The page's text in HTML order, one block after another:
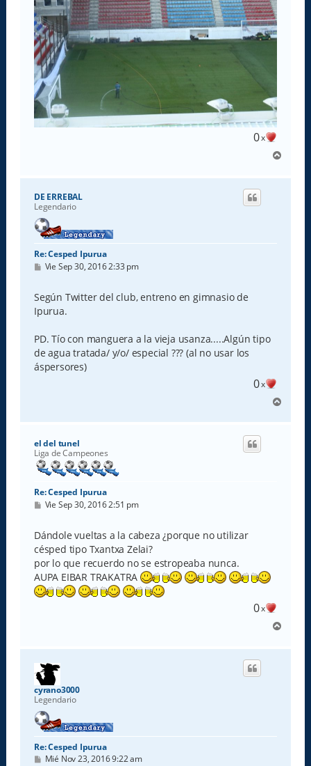
0x
r
DE ERREBAL
Legendario
Re: Cesped Ipurua
M
s
a
j
Vie Sep 30, 2016 2:33 pm
Según Twitter del club, entreno en gimnasio de
Ipurua.
PD. Tío con manguera a la vieja usanza.....Algún tipo
de agua tratada/ y/o/ especial ??? (al no usar los
áspersores)
0x
r
el del tunel
Liga de Campeones
Re: Cesped Ipurua
M
s
a
j
e
Vie Sep 30, 2016 2:51 pm
Dándole vueltas a la cabeza ¿porque no utilizar
césped tipo Txantxa Zelai?
por lo que recuerdo no se estropeaba nunca.
AUPA EIBAR TRAKATRA
0x
r
cyrano3000
Legendario
Re: Cesped Ipurua
M
Mié Nov 23, 2016 9:22 am